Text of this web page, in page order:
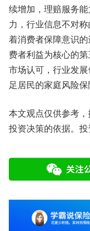
续增加，理赔服务
力，行业信息不对
着消费者保障意识
费者利益为核心的
市场认可，行业发
足居民的家庭风险保
本文观点仅供参考
投资决策的依据。投